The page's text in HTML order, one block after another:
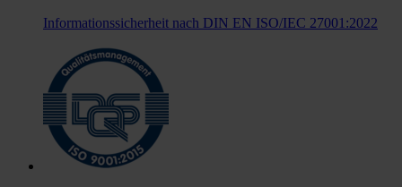
Informationssicherheit nach DIN EN ISO/IEC 27001:2022